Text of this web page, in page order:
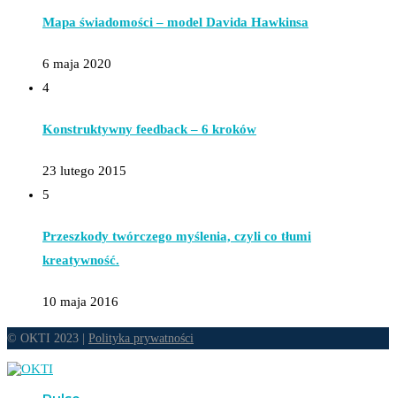
Mapa świadomości – model Davida Hawkinsa
6 maja 2020
4
Konstruktywny feedback – 6 kroków
23 lutego 2015
5
Przeszkody twórczego myślenia, czyli co tłumi
kreatywność.
10 maja 2016
© OKTI 2023 | Polityka prywatności